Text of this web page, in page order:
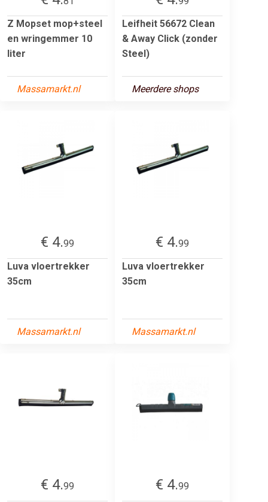
Z Mopset mop+steel
en wringemmer 10
liter
Massamarkt.nl
Leifheit 56672 Clean
& Away Click (zonder
Steel)
Meerdere shops
€ 4.99
Luva vloertrekker
35cm
Massamarkt.nl
€ 4.99
Luva vloertrekker
35cm
Massamarkt.nl
€ 4.99
€ 4.99